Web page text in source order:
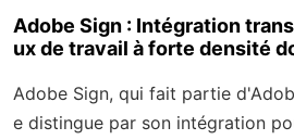
Adobe Sign : Intégration
ux de travail à forte densité
Adobe Sign, qui fait partie
e distingue par son intégration